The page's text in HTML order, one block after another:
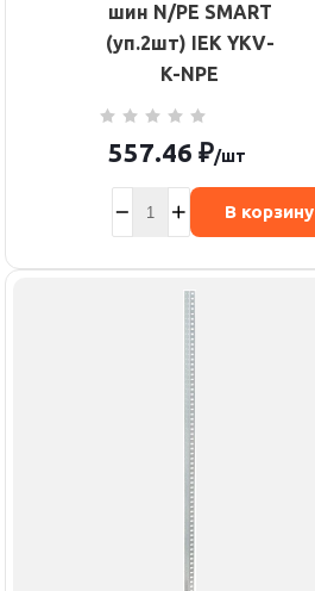
шин N/PE SMART
(уп.2шт) IEK YKV-
K-NPE
557.46 ₽/шт
В корзину